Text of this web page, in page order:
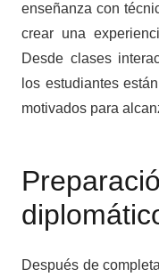
enseñanza con
crear una
Desde clases
los estudiantes
motivados para
Después de